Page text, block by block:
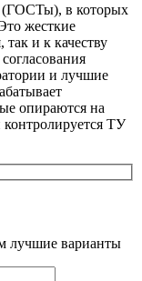
(ГОСТы), в которых
жесткие
так и к качеству
и лучшие
опираются на
ТУ
лучшие варианты